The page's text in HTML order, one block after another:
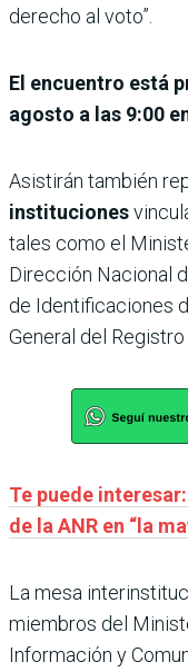
derecho al voto”.
El encuentro está
agosto a las 9:00
Asistirán también
instituciones
tales como el
Dirección Nacional
de Identificaciones
General del
Te puede
de la ANR en “la
La mesa
miembros del
Información y